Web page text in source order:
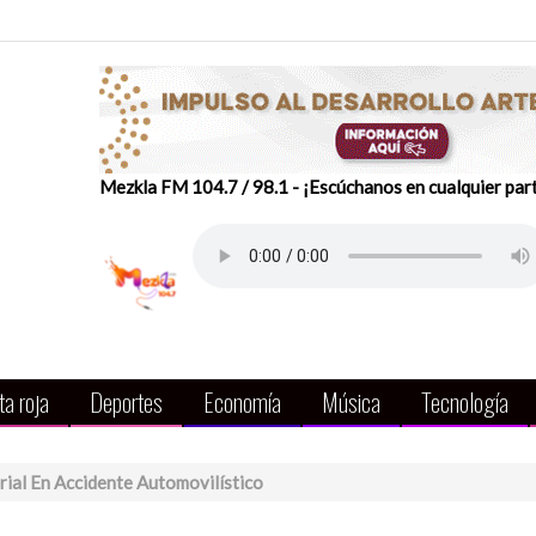
Mezkla FM 104.7 / 98.1 - ¡Escúchanos en cualquier
roja Deportes Economía Música Tecnología
En Accidente Automovilístico